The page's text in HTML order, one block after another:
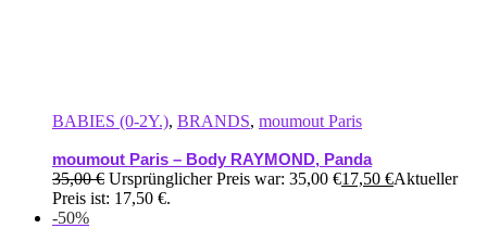
BABIES (0-2Y.), BRANDS, moumout Paris
moumout Paris – Body RAYMOND, Panda
35,00€ Ursprünglicher Preis war: 35,00 €17,50 €Aktueller
Preis ist: 17,50 €.
-50%